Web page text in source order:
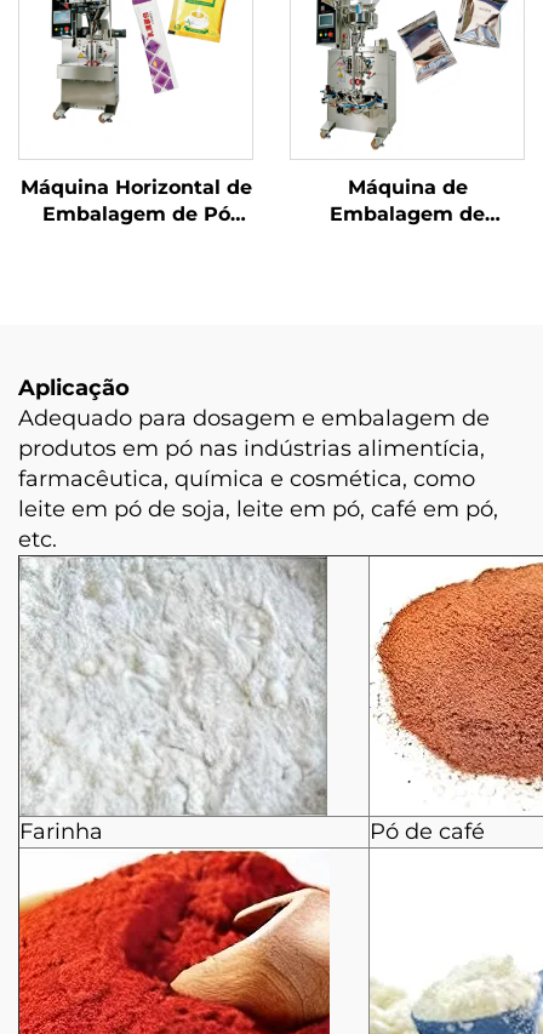
Máquina Horizontal de
Embalagem de Pó
Máquina de
Embalagem de
Aplicação
Adequado para dosagem e embalagem de
produtos em pó nas indústrias alimentícia,
farmacêutica, química e cosmética, como
leite em pó de soja, leite em pó, café em pó,
etc.
Farinha Pó de café